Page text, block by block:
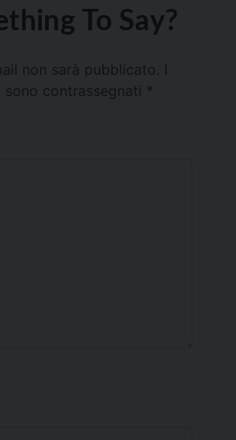
To Say?
non sarà pubblicato.
contrassegnati *